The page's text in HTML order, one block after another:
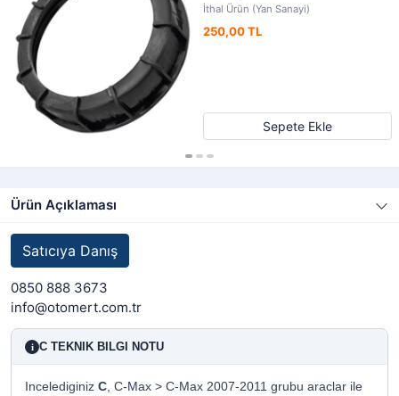
İthal Ürün (Yan Sanayi)
250,00 TL
Sepete Ekle
Ürün Açıklaması
Satıcıya Danış
0850 888 3673
info@otomert.com.tr
i C TEKNIK BILGI NOTU
Incelediginiz C, C-Max > C-Max 2007-2011 grubu araclar ile